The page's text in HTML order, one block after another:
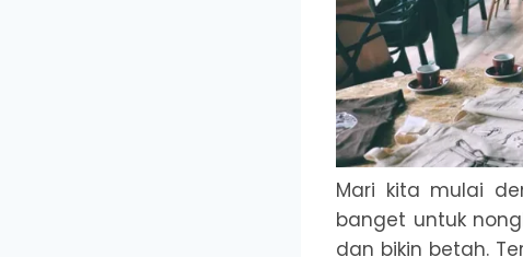
Mari kita mulai
banget untuk
dan bikin betah.